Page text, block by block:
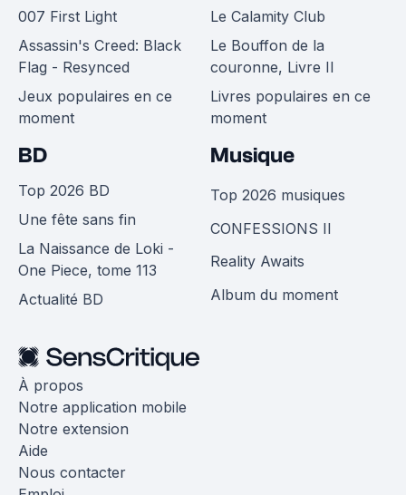
007 First Light
Assassin's Creed: Black
Flag - Resynced
Jeux populaires en ce
moment
Le Calamity Club
Le Bouffon de la
couronne, Livre II
Livres populaires en ce
moment
BD
Top 2026 BD
Une fête sans fin
La Naissance de Loki -
One Piece, tome 113
Actualité BD
Musique
Top 2026 musiques
CONFESSIONS II
Reality Awaits
Album du moment
À propos
Notre application mobile
Notre extension
Aide
Nous contacter